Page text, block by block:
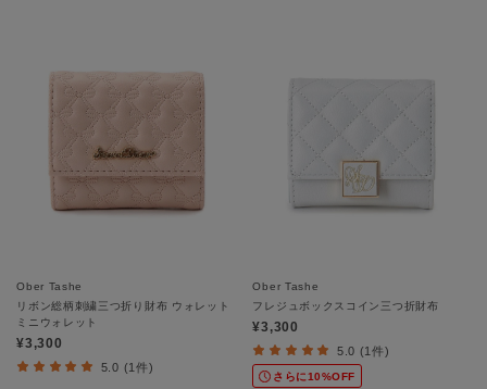
Ober Tashe
リボン総柄刺繍三つ折り財布 ウォレット
ミニウォレット
¥3,300
5.0 (1件)
Ober Tashe
フレジュボックスコイン三つ折財布
¥3,300
5.0 (1件)
さらに10%OFF